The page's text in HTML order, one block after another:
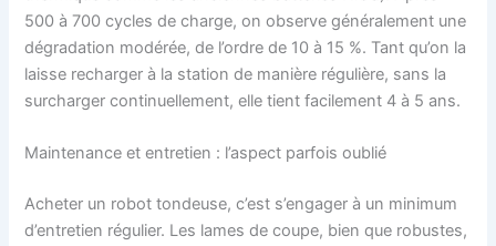
500 à 700 cycles de charge, on observe généralement une
dégradation modérée, de l’ordre de 10 à 15 %. Tant qu’on la
laisse recharger à la station de manière régulière, sans la
surcharger continuellement, elle tient facilement 4 à 5 ans.
Maintenance et entretien : l’aspect parfois oublié
Acheter un robot tondeuse, c’est s’engager à un minimum
d’entretien régulier. Les lames de coupe, bien que robustes,